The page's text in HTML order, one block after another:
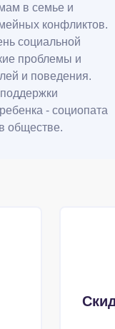
в семье и
конфликтов.
социальной
проблемы и
и поведения.
- социопата
обществе.